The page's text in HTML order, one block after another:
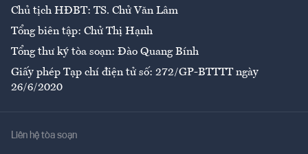
Chủ tịch HĐBT: TS. Chử Văn Lâm
Tổng biên tập: Chử Thị Hạnh
Tổng thư ký tòa soạn: Đào Quang Bính
Giấy phép Tạp chí điện tử số: 272/GP-BTTTT ngày
26/6/2020
Liên hệ tòa soạn